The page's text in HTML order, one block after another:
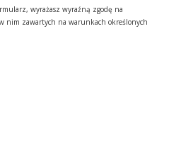
wyrażasz wyraźną zgodę na
nim zawartych na warunkach określonych